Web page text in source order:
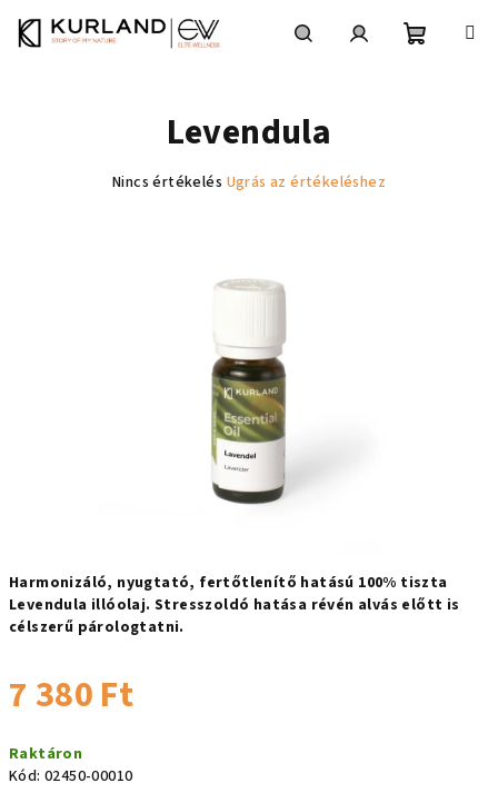
Harmonizáló, nyugtató, fertőtlenítő hatású 100% tiszta
Levendula illóolaj. Stresszoldó hatása révén alvás előtt is
célszerű párologtatni.
7 380 Ft
Raktáron
Kód: 02450-00010
Levendula
A
Nincs értékelés Ugrás az értékeléshez